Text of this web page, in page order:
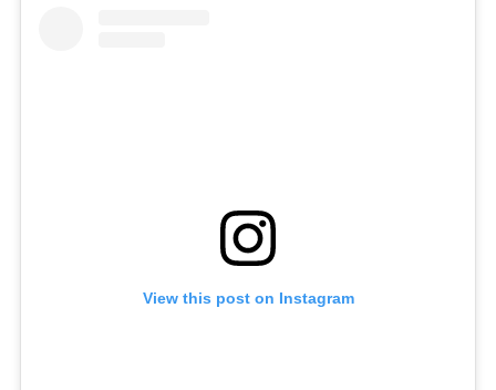
View this post on Instagram